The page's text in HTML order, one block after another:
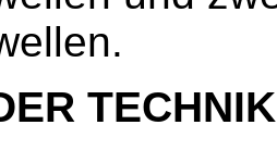
TECHNIK